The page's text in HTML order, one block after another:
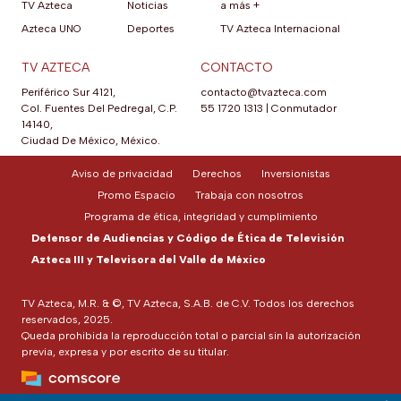
TV Azteca
Azteca UNO
Noticias
Deportes
a más +
TV Azteca Internacional
TV AZTECA
Periférico Sur 4121,
Col. Fuentes Del Pedregal, C.P.
14140,
Ciudad De México, México.
CONTACTO
contacto@tvazteca.com
55 1720 1313
Conmutador
TV Azteca, M.R. & ©, TV Azteca, S.A.B. de C.V. Todos los derechos
reservados, 2025.
Queda prohibida la reproducción total o parcial sin la autorización
previa, expresa y por escrito de su titular.
Aviso de privacidad Derechos
Inversionistas
Promo Espacio
Trabaja con nosotros
Programa de ética, integridad y cumplimiento
Defensor de Audiencias y Código de Ética de Televisión
Azteca III y Televisora del Valle de México